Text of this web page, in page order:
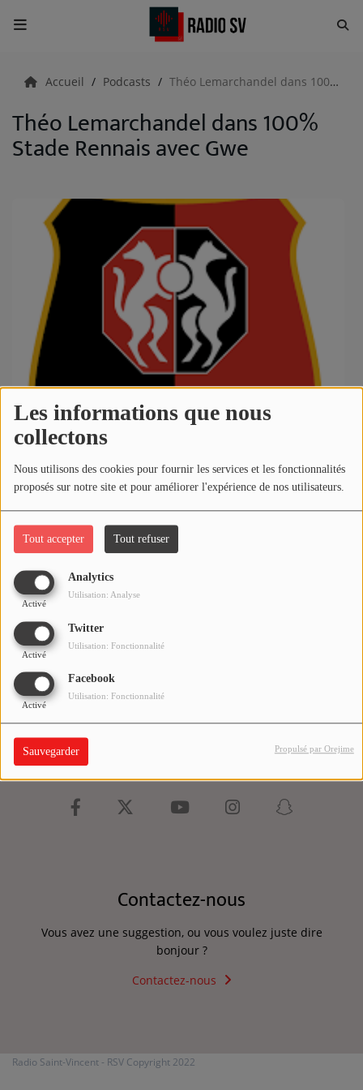
Les informations que nous
collectons
Nous utilisons des cookies pour fournir les services et les fonctionnalités
proposés sur notre site et pour améliorer l'expérience de nos utilisateurs.
Tout accepter Tout refuser
Analytics
Activé
Utilisation: Analyse
Twitter
Activé
Utilisation: Fonctionnalité
Facebook
Activé
Utilisation: Fonctionnalité
Sauvegarder Propulsé par Orejime
Accueil
RADIO
Equipes
Evènements
ACTUALITÉS
Actualités Sportives
Météo
Horoscope
MUSIQUE
Top 10
Playlist
Titres diffusés
MÉDIAS
Photos
Podcasts
Vidéos
PARTICIPEZ
Dédicaces
Se connecter
Accueil Podcasts Théo Lemarchandel dans 100% Stade Rennais avec Gwe
Théo Lemarchandel dans 100%
Stade Rennais avec Gwe
Sports sur RadioSV
Contactez-nous
Vous avez une suggestion, ou vous voulez juste dire
bonjour ?
Contactez-nous
Radio Saint-Vincent - RSV Copyright 2022